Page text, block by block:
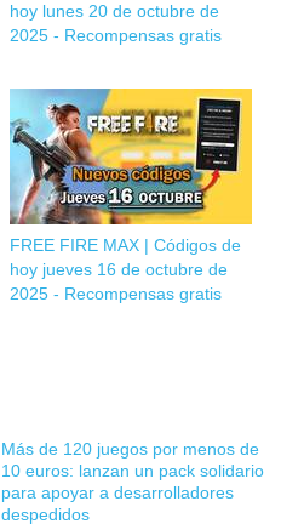
hoy lunes 20 de octubre de
2025 - Recompensas gratis
FREE FIRE MAX | Códigos de
hoy jueves 16 de octubre de
2025 - Recompensas gratis
Más de 120 juegos por menos de
10 euros: lanzan un pack solidario
para apoyar a desarrolladores
despedidos